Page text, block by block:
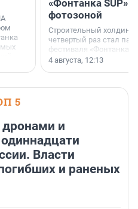
—
«Фонтанка SUP»
фотозоной
Строительный холдинг
четвертый раз стал
фестиваля «Фонтанка
раз компания
посетителям
4 августа, 12:13
5
и
Власти
и раненых